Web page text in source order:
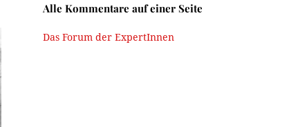
Alle Kommentare auf einer Seite
Das Forum der ExpertInnen